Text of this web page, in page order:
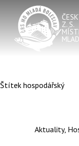
Z. S.
Štítek hospodářský
Aktuality,